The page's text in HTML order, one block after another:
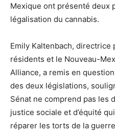
Mexique ont présenté deux
légalisation du cannabis.
Emily Kaltenbach, directrice
résidents et le Nouveau-
Alliance, a remis en
des deux législations,
Sénat ne comprend pas les
justice sociale et d’équité
réparer les torts de la